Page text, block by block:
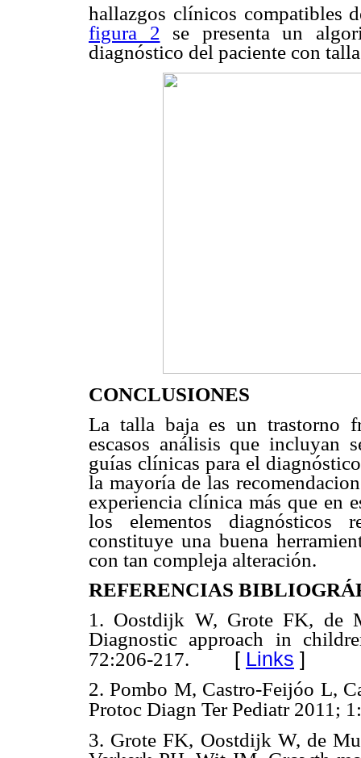
hallazgos clínicos compatibles
figura 2 se presenta un
diagnóstico del paciente con
CONCLUSIONES
La talla baja es un trastorno
escasos análisis que incluyan
guías clínicas para el
la mayoría de las
experiencia clínica más que en
los elementos diagnósticos
constituye una buena
con tan compleja alteración.
REFERENCIAS
1. Oostdijk W, Grote FK, de
Diagnostic approach in
72:206-217. [ Links ]
2. Pombo M, Castro-Feijóo L,
Protoc Diagn Ter Pediatr 2011;
3. Grote FK, Oostdijk W, de